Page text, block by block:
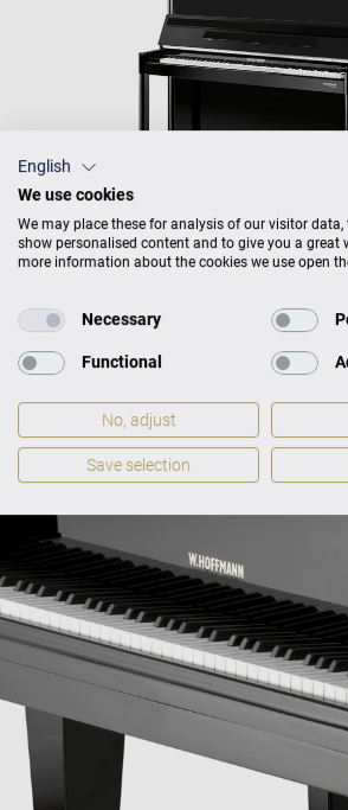
W. HOFFMANN
PRODUKTKATALOG
English
We use cookies
We may place these for analysis of our visitor
show personalised content and to give you a great
more information about the cookies we use open
Necessary
Functional
No, adjust
Save selection